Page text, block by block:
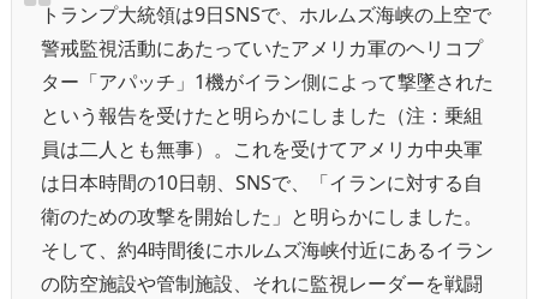
トランプ大統領は9日SNSで、ホルムズ海峡の上空で
警戒監視活動にあたっていたアメリカ軍のヘリコプ
ター「アパッチ」1機がイラン側によって撃墜された
という報告を受けたと明らかにしました（注：乗組
員は二人とも無事）。これを受けてアメリカ中央軍
は日本時間の10日朝、SNSで、「イランに対する自
衛のための攻撃を開始した」と明らかにしました。
そして、約4時間後にホルムズ海峡付近にあるイラン
の防空施設や管制施設、それに監視レーダーを戦闘